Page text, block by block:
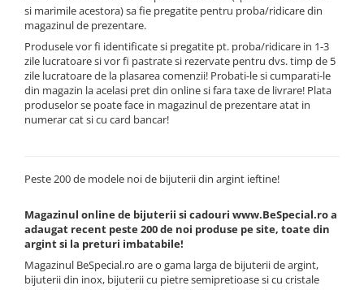
si marimile acestora) sa fie pregatite pentru proba/ridicare din
magazinul de prezentare.
Produsele vor fi identificate si pregatite pt. proba/ridicare in 1-3
zile lucratoare si vor fi pastrate si rezervate pentru dvs. timp de 5
zile lucratoare de la plasarea comenzii! Probati-le si cumparati-le
din magazin la acelasi pret din online si fara taxe de livrare! Plata
produselor se poate face in magazinul de prezentare atat in
numerar cat si cu card bancar!
Peste 200 de modele noi de bijuterii din argint ieftine!
Magazinul online de bijuterii si cadouri www.BeSpecial.ro a
adaugat recent peste 200 de noi produse pe site, toate din
argint si la preturi imbatabile!
Magazinul BeSpecial.ro are o gama larga de bijuterii de argint,
bijuterii din inox, bijuterii cu pietre semipretioase si cu cristale